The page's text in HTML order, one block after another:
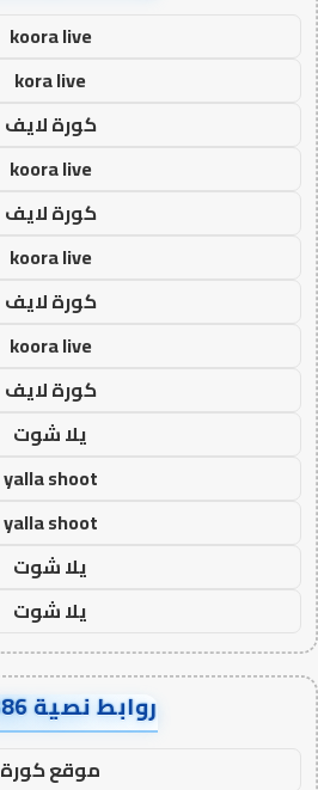
koora live
kora live
كورة لايف
koora live
كورة لايف
koora live
كورة لايف
koora live
كورة لايف
يلا شوت
yalla shoot
yalla shoot
يلا شوت
يلا شوت
روابط نصية AA5386
موقع كورة